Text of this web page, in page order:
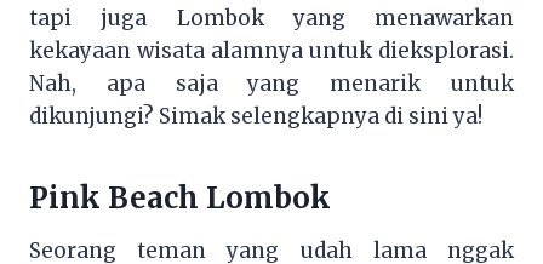
tapi juga Lombok yang menawarkan
kekayaan wisata alamnya untuk dieksplorasi.
Nah, apa saja yang menarik untuk
dikunjungi? Simak selengkapnya di sini ya!
Pink Beach Lombok
Seorang teman yang udah lama nggak